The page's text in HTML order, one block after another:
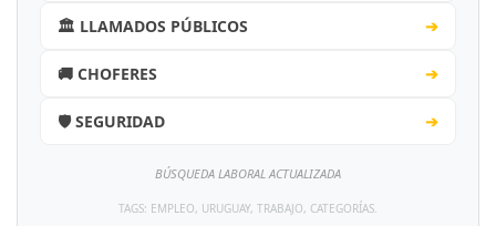
🏛️ LLAMADOS PÚBLICOS ➔
🚚 CHOFERES ➔
🛡️ SEGURIDAD ➔
BÚSQUEDA LABORAL ACTUALIZADA
TAGS: EMPLEO, URUGUAY, TRABAJO, CATEGORÍAS.